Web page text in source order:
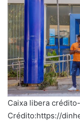
Caixa libera crédito-
Crédito:https://